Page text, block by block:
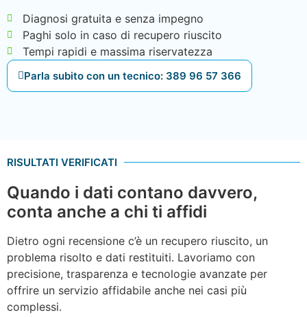
Diagnosi gratuita e senza impegno
Paghi solo in caso di recupero riuscito
Tempi rapidi e massima riservatezza
Parla subito con un tecnico: 389 96 57 366
RISULTATI VERIFICATI
Quando i dati contano davvero,
conta anche a chi ti affidi
Dietro ogni recensione c’è un recupero riuscito, un
problema risolto e dati restituiti. Lavoriamo con
precisione, trasparenza e tecnologie avanzate per
offrire un servizio affidabile anche nei casi più
complessi.